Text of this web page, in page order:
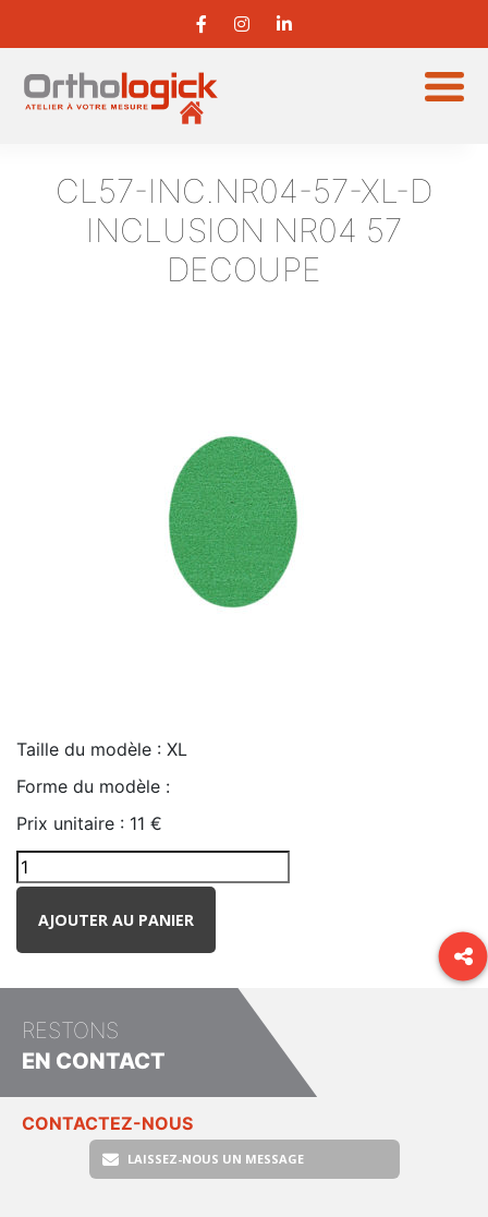
CL57-INC.NR04-57-XL-D
INCLUSION NR04 57
DECOUPE
Taille du modèle : XL
Forme du modèle :
Prix unitaire : 11 €
AJOUTER AU PANIER
RESTONS
EN CONTACT
CONTACTEZ-NOUS
LAISSEZ-NOUS UN MESSAGE